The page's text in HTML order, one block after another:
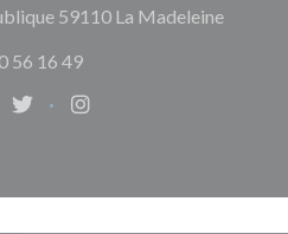
59110 La Madeleine((abre
56 16 49
((abre en una nueva
Twitter ((abre en una nueva
Instagram ((abre en